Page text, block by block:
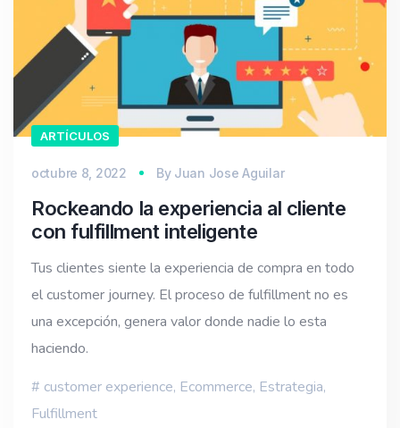
ARTÍCULOS
octubre 8, 2022 By Juan Jose Aguilar
Rockeando la experiencia al cliente
con fulfillment inteligente
Tus clientes siente la experiencia de compra en todo
el customer journey. El proceso de fulfillment no es
una excepción, genera valor donde nadie lo esta
haciendo.
customer experience, Ecommerce, Estrategia,
Fulfillment